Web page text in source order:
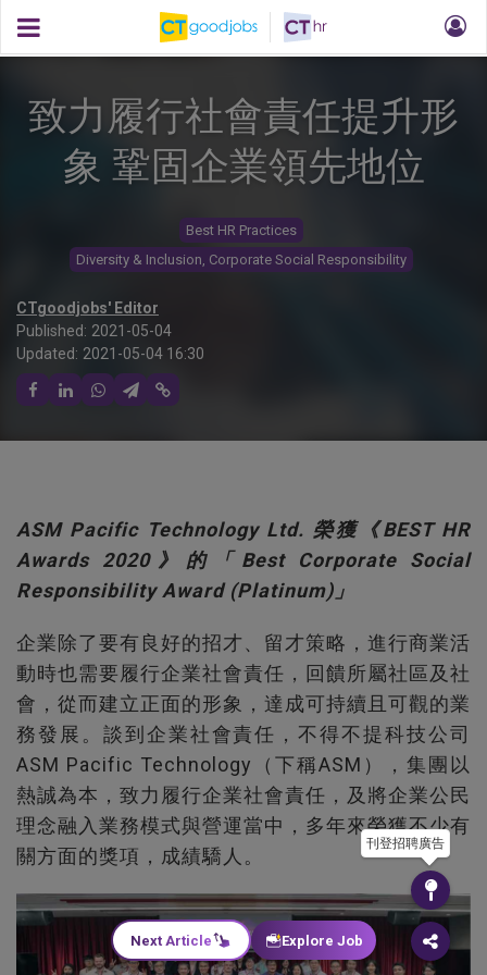
致力履行社會責任提升形
象 鞏固企業領先地位
Best HR Practices
Diversity & Inclusion, Corporate Social Responsibility
CTgoodjobs' Editor
Published: 2021-05-04
Updated: 2021-05-04 16:30
ASM Pacific Technology Ltd. 榮獲《BEST HR
Awards 2020》的「Best Corporate Social
Responsibility Award (Platinum)」
企業除了要有良好的招才、留才策略，進行商業活
動時也需要履行企業社會責任，回饋所屬社區及社
會，從而建立正面的形象，達成可持續且可觀的業
務發展。談到企業社會責任，不得不提科技公司
ASM Pacific Technology（下稱ASM），集團以
熱誠為本，致力履行企業社會責任，及將企業公民
理念融入業務模式與營運當中，多年來榮獲不少有
關方面的獎項，成績驕人。
刊登招聘廣告
Next Article Explore Job